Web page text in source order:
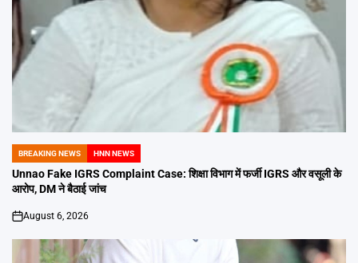
POSTED
IN
BREAKING NEWS HNN NEWS
Unnao Fake IGRS Complaint Case: शिक्षा विभाग में फर्जी IGRS और वसूली के
आरोप, DM ने बैठाई जांच
on
August 6, 2026